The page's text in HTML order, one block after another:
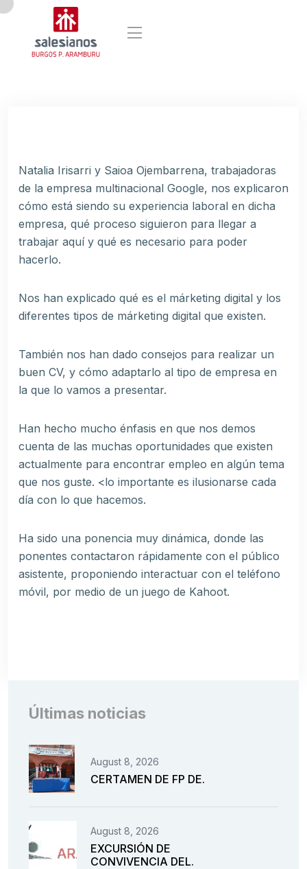
Natalia Irisarri y Saioa Ojembarrena, trabajadoras
de la empresa multinacional Google, nos explicaron
cómo está siendo su experiencia laboral en dicha
empresa, qué proceso siguieron para llegar a
trabajar aquí y qué es necesario para poder
hacerlo.
Nos han explicado qué es el márketing digital y los
diferentes tipos de márketing digital que existen.
También nos han dado consejos para realizar un
buen CV, y cómo adaptarlo al tipo de empresa en
la que lo vamos a presentar.
Han hecho mucho énfasis en que nos demos
cuenta de las muchas oportunidades que existen
actualmente para encontrar empleo en algún tema
que nos guste. <lo importante es ilusionarse cada
día con lo que hacemos.
Ha sido una ponencia muy dinámica, donde las
ponentes contactaron rápidamente con el público
asistente, proponiendo interactuar con el teléfono
móvil, por medio de un juego de Kahoot.
Últimas noticias
August 8, 2026
CERTAMEN DE FP DE.
August 8, 2026
EXCURSIÓN DE
CONVIVENCIA DEL.